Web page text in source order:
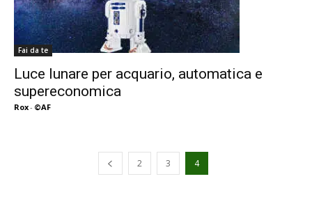
Fai da te
Luce lunare per acquario, automatica e
supereconomica
Rox- ©AF
2 3 4